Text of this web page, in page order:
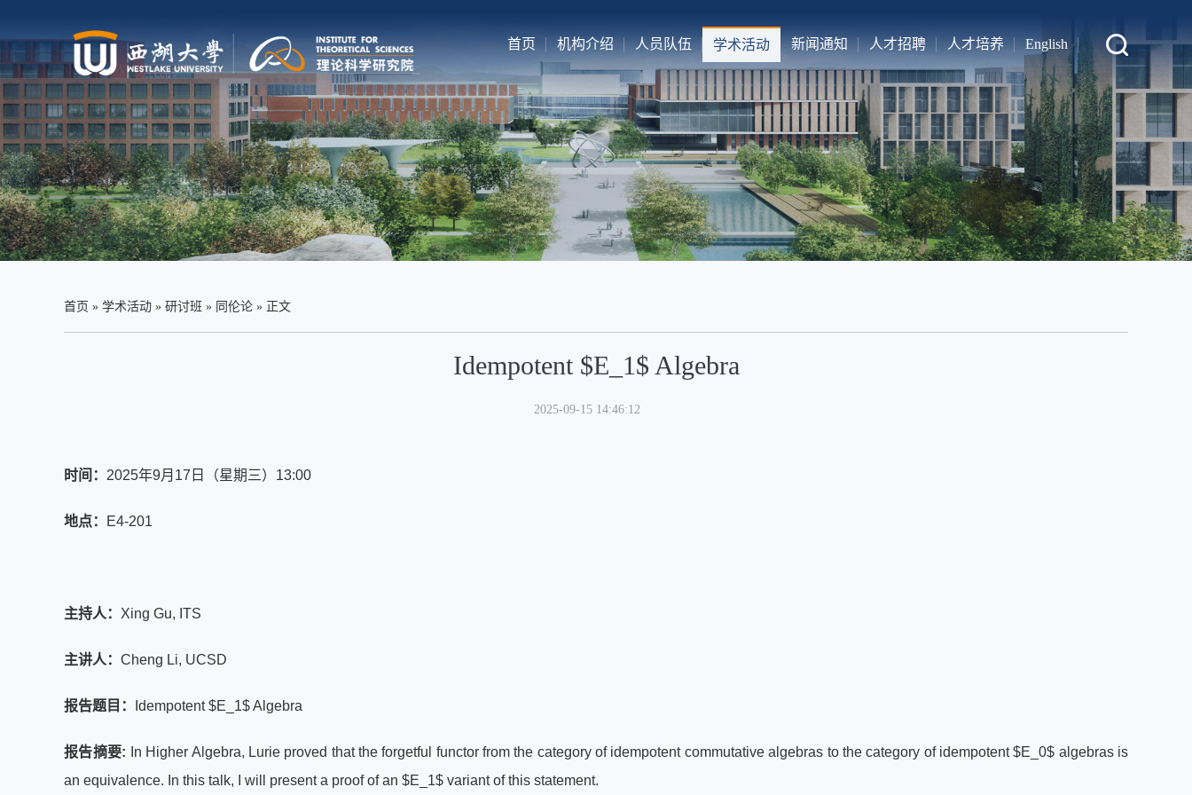
首页 机构介绍 人员队伍 学术活动 新闻通知 人才招聘 人才培养 English
首页 » 学术活动 » 研讨班 » 同伦论 » 正文
Idempotent $E_1$ Algebra
2025-09-15 14:46:12
时间： 2025年9月17日（星期三）13:00
地点： E4-201
主持人： Xing Gu, ITS
主讲人： Cheng Li, UCSD
报告题目： Idempotent $E_1$ Algebra
报告摘要:
In Higher Algebra, Lurie proved that the forgetful functor from the category of idempotent commutative algebras to the category of idempotent $E_0$ algebras is
an equivalence. In this talk, I will present a proof of an $E_1$ variant of this statement.